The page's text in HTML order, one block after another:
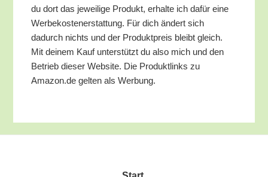
du dort das jewei­li­ge Pro­dukt, erhal­te ich dafür eine
Wer­be­kos­ten­er­stat­tung. Für dich ändert sich
dadurch nichts und der Pro­dukt­preis bleibt gleich.
Mit dei­nem Kauf unter­stützt du also mich und den
Betrieb die­ser Web­site. Die Pro­dukt­links zu
Amazon.de gel­ten als Werbung.